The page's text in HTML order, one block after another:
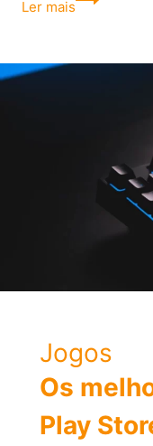
Ler mais
Fallen:
Chefe
Limpezas
Jogos
Os
Play